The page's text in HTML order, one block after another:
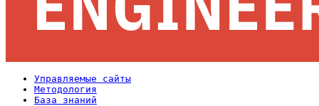
Управляемые сайты
Методология
База знаний